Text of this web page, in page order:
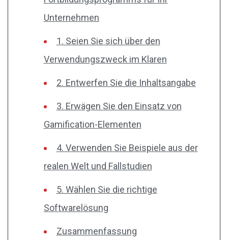
Unternehmen
1. Seien Sie sich über den
Verwendungszweck im Klaren
2. Entwerfen Sie die Inhaltsangabe
3. Erwägen Sie den Einsatz von
Gamification-Elementen
4. Verwenden Sie Beispiele aus der
realen Welt und Fallstudien
5. Wählen Sie die richtige
Softwarelösung
Zusammenfassung